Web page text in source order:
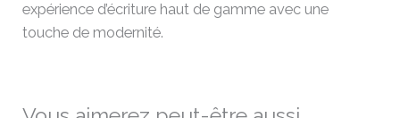
expérience d’écriture haut de gamme avec une
touche de modernité.